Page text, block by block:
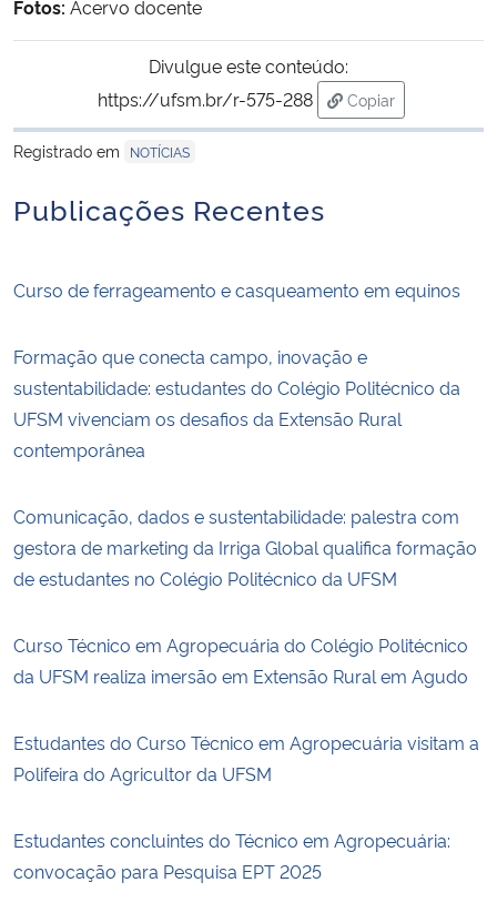
Fotos: Acervo docente
Divulgue este conteúdo:
https://ufsm.br/r-575-288
Copiar
para área de
Registrado em
NOTÍCIAS
Publicações Recentes
Curso de ferrageamento e casqueamento em equinos
Formação que conecta campo, inovação e
sustentabilidade: estudantes do Colégio Politécnico da
UFSM vivenciam os desafios da Extensão Rural
contemporânea
Comunicação, dados e sustentabilidade: palestra com
gestora de marketing da Irriga Global qualifica formação
de estudantes no Colégio Politécnico da UFSM
Curso Técnico em Agropecuária do Colégio Politécnico
da UFSM realiza imersão em Extensão Rural em Agudo
Estudantes do Curso Técnico em Agropecuária visitam a
Polifeira do Agricultor da UFSM
Estudantes concluintes do Técnico em Agropecuária:
convocação para Pesquisa EPT 2025